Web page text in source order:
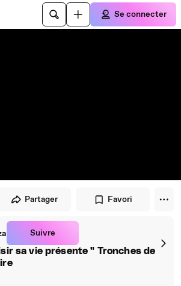
Se connecter
Partager Favori
Suivre
sa vie présente " Tronches de